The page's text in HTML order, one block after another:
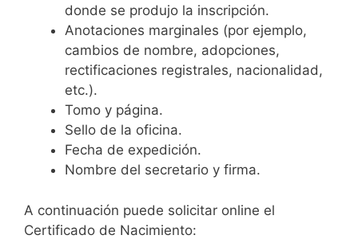
donde se produjo la inscripción.
Anotaciones marginales (por ejemplo,
cambios de nombre, adopciones,
rectificaciones registrales, nacionalidad,
etc.).
Tomo y página.
Sello de la oficina.
Fecha de expedición.
Nombre del secretario y firma.
A continuación puede solicitar online el
Certificado de Nacimiento: